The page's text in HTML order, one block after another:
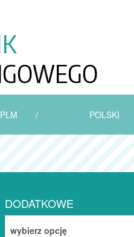
PLM / POLSKI
DODATKOWE
wybierz opcję